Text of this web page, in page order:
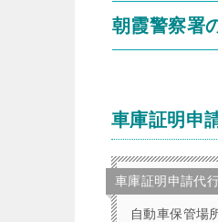
朝霞警察署
車庫証明申
車庫証明申請代
自動車保管場